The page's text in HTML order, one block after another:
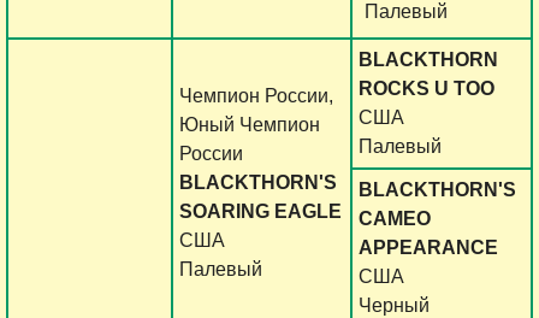
Палевый
Чемпион России,
Юный Чемпион
России
BLACKTHORN'S
SOARING EAGLE
США
Палевый
BLACKTHORN
ROCKS U TOO
США
Палевый
BLACKTHORN'S
CAMEO
APPEARANCE
США
Черный